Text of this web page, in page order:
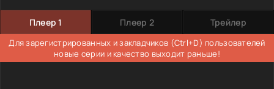
Плеер 1 Плеер 2 Трейлер
Для зарегистрированных и закладчиков (Ctrl+D) пользователей
новые серии и качество выходит раньше!